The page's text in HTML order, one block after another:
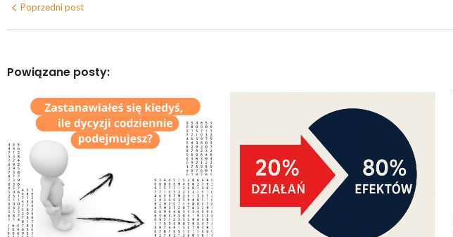
Poprzedni post
Powiązane posty: